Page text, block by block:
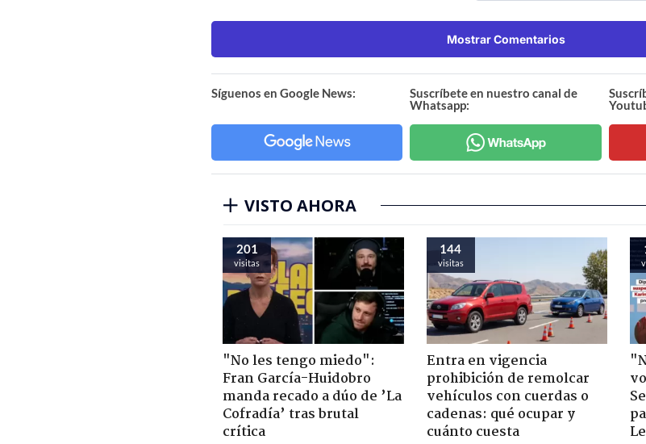
Mostrar Comentarios
Síguenos en Google News:
Suscríbete en nuestro canal de
Whatsapp:
VISTO AHORA
201
visitas
"No les tengo miedo":
Fran García-Huidobro
manda recado a dúo de ’La
Cofradía’ tras brutal
crítica
144
visitas
Entra en vigencia
prohibición de remolcar
vehículos con cuerdas o
cadenas: qué ocupar y
cuánto cuesta